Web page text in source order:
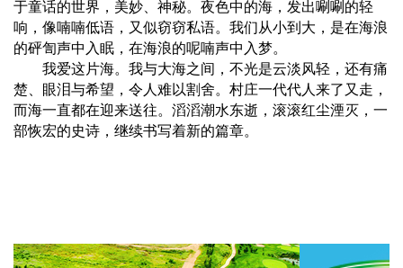
于童话的世界，美妙、神秘。夜色中的海，发出唰唰的轻
响，像喃喃低语，又似窃窃私语。我们从小到大，是在海浪
的砰訇声中入眠，在海浪的呢喃声中入梦。
我爱这片海。我与大海之间，不光是云淡风轻，还有痛
楚、眼泪与希望，令人难以割舍。村庄一代代人来了又走，
而海一直都在迎来送往。滔滔潮水东逝，滚滚红尘湮灭，一
部恢宏的史诗，继续书写着新的篇章。